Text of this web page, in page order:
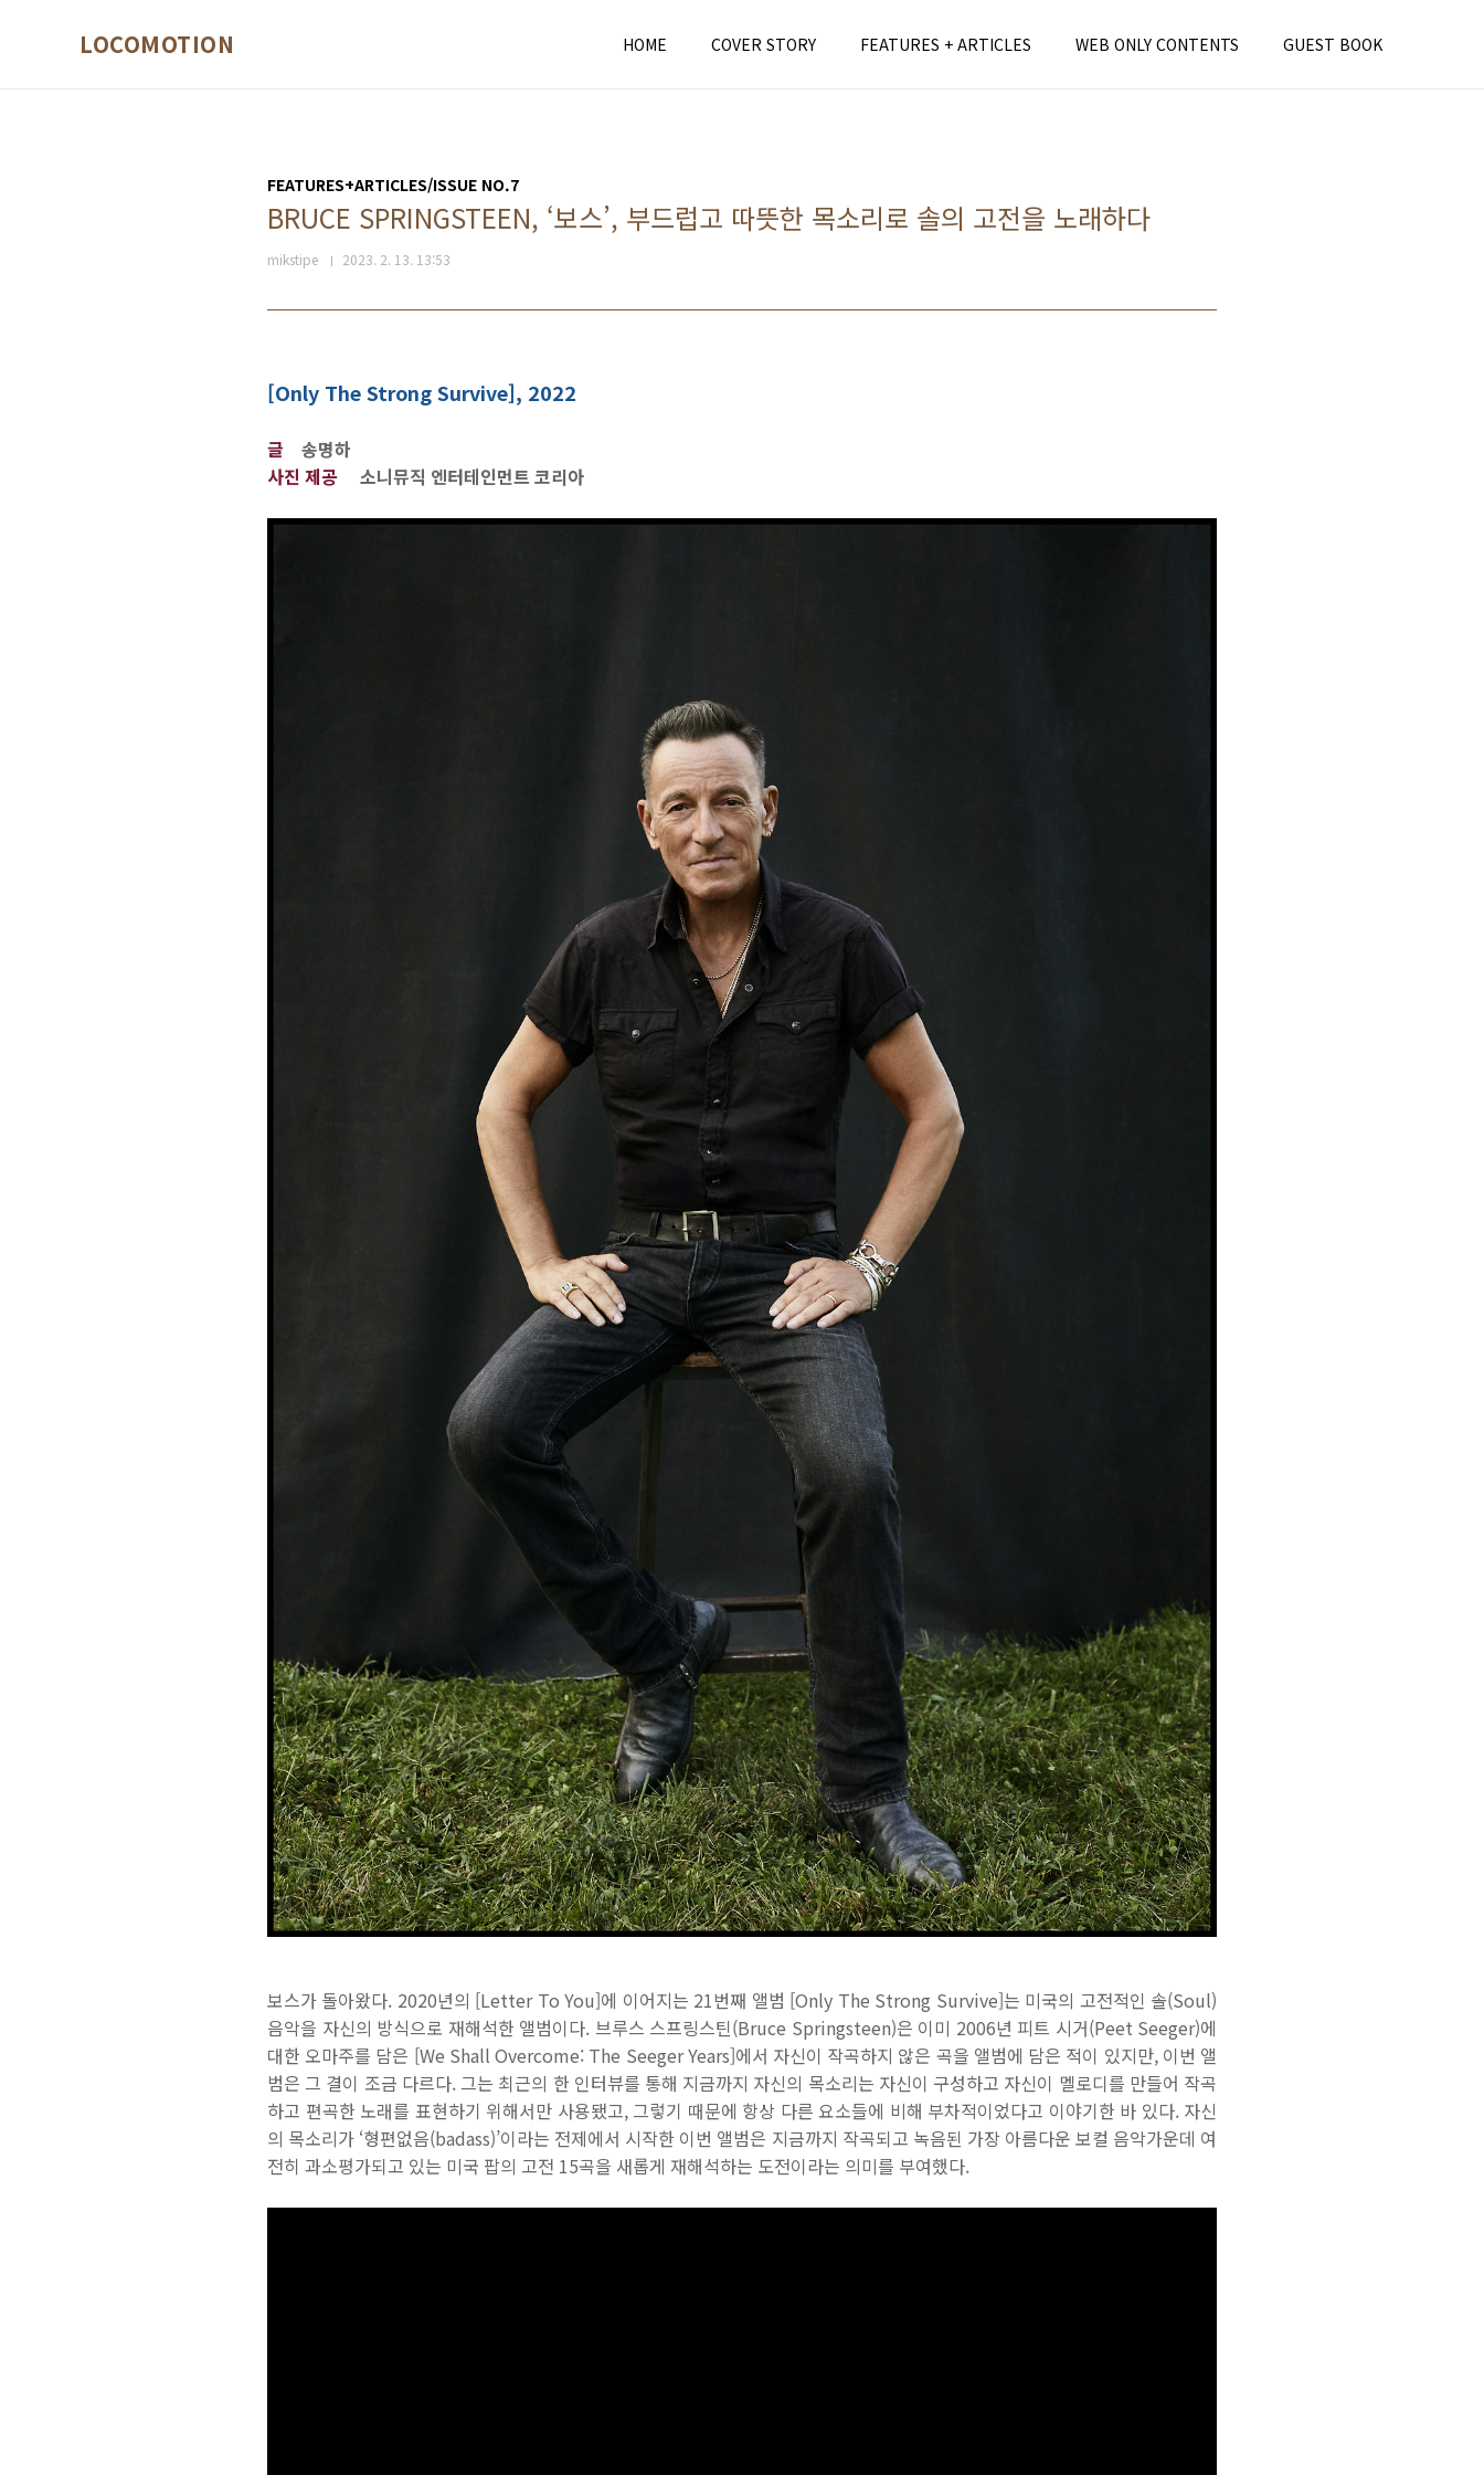
LOCOMOTION HOME COVER STORY FEATURES + ARTICLES WEB ONLY CONTENTS GUEST BOOK
FEATURES+ARTICLES/ISSUE NO.7
BRUCE SPRINGSTEEN, ‘보스’, 부드럽고 따뜻한 목소리로 솔의 고전을 노래하다
mikstipe 2023. 2. 13. 13:53
[Only The Strong Survive], 2022
글 송명하
사진 제공 소니뮤직 엔터테인먼트 코리아
보스가 돌아왔다. 2020년의 [Letter To You]에 이어지는 21번째 앨범 [Only The Strong Survive]는 미국의 고전적인 솔(Soul)
음악을 자신의 방식으로 재해석한 앨범이다. 브루스 스프링스틴(Bruce Springsteen)은 이미 2006년 피트 시거(Peet Seeger)에
대한 오마주를 담은 [We Shall Overcome: The Seeger Years]에서 자신이 작곡하지 않은 곡을 앨범에 담은 적이 있지만, 이번 앨
범은 그 결이 조금 다르다. 그는 최근의 한 인터뷰를 통해 지금까지 자신의 목소리는 자신이 구성하고 자신이 멜로디를 만들어 작곡
하고 편곡한 노래를 표현하기 위해서만 사용됐고, 그렇기 때문에 항상 다른 요소들에 비해 부차적이었다고 이야기한 바 있다. 자신
의 목소리가 ‘형편없음(badass)’이라는 전제에서 시작한 이번 앨범은 지금까지 작곡되고 녹음된 가장 아름다운 보컬 음악가운데 여
전히 과소평가되고 있는 미국 팝의 고전 15곡을 새롭게 재해석하는 도전이라는 의미를 부여했다.